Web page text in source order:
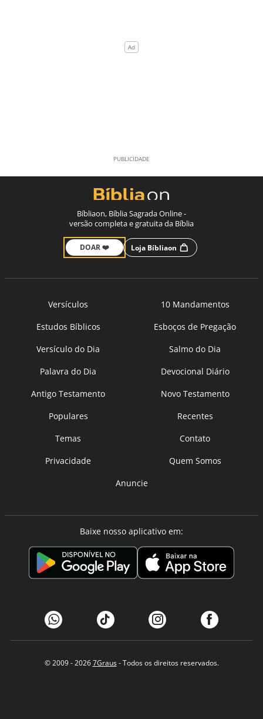
Bíbliaon, Bíblia Sagrada Online -
versão completa e gratuita da Bíblia
DOAR ❤️ Loja Bíbliaon
Versículos
10 Mandamentos
Estudos Bíblicos
Esboços de Pregação
Versículo do Dia
Salmo do Dia
Palavra do Dia
Devocional Diário
Antigo Testamento
Novo Testamento
Populares
Recentes
Temas
Contato
Privacidade
Quem Somos
Anuncie
Baixe nosso aplicativo em:
© 2009 - 20267Graus- Todos os direitos reservados.